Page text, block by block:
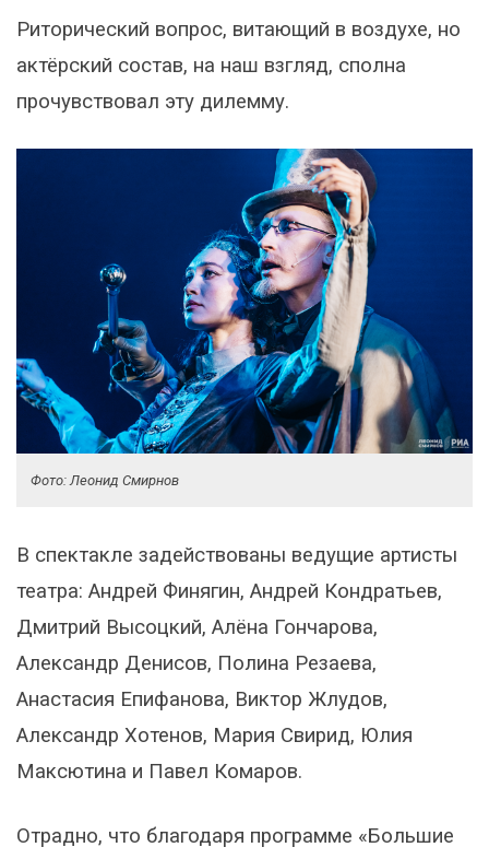
Риторический вопрос, витающий в воздухе, но
актёрский состав, на наш взгляд, сполна
прочувствовал эту дилемму.
Фото: Леонид Смирнов
В спектакле задействованы ведущие артисты
театра: Андрей Финягин, Андрей Кондратьев,
Дмитрий Высоцкий, Алёна Гончарова,
Александр Денисов, Полина Резаева,
Анастасия Епифанова, Виктор Жлудов,
Александр Хотенов, Мария Свирид, Юлия
Максютина и Павел Комаров.
Отрадно, что благодаря программе «Большие